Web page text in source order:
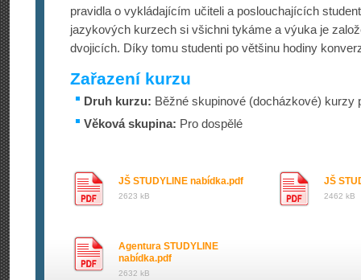
pravidla o vykládajícím učiteli a poslouchajících
jazykových kurzech si všichni tykáme a výuka je
dvojicích. Díky tomu studenti po většinu hodiny
Zařazení kurzu
Druh kurzu: Běžné skupinové (docházkové) kurzy
Věková skupina: Pro dospělé
JŠ STUDYLINE nabídka.pdf
2623 kB
JŠ
2462 kB
Agentura STUDYLINE
nabídka.pdf
2632 kB